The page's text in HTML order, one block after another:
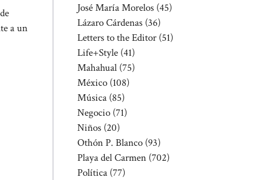
a un
José María Morelos (45)
Lázaro Cárdenas (36)
Letters to the Editor (51)
Life+Style (41)
Mahahual (75)
México (108)
Música (85)
Negocio (71)
Niños (20)
Othón P. Blanco (93)
Playa del Carmen (702)
Política (77)